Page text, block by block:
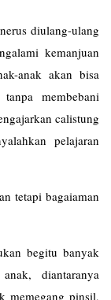
diulang-ulang
kemanjuan
anak akan bisa
membebani
calistung
pelajaran
tetapi bagaiaman
begitu banyak
diantaranya
memegang pinsil,